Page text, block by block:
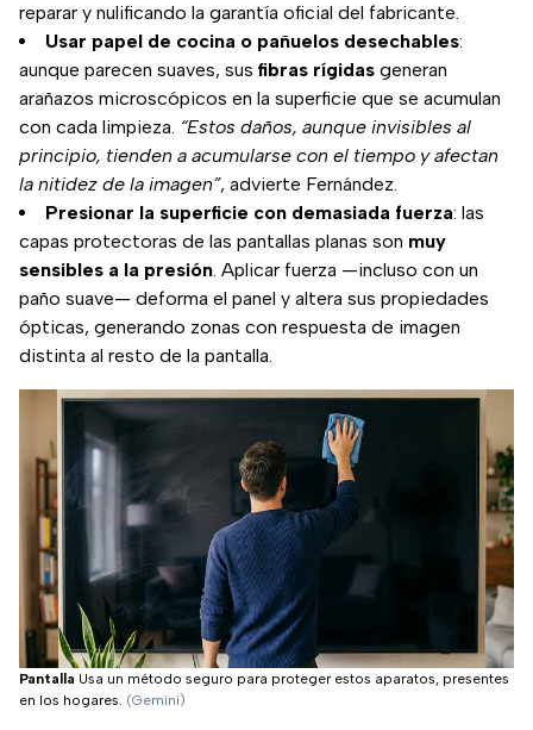
reparar y nulificando la garantía oficial del fabricante.
Usar papel de cocina o pañuelos desechables:
aunque parecen suaves, sus fibras rígidas generan
arañazos microscópicos en la superficie que se acumulan
con cada limpieza. “Estos daños, aunque invisibles al
principio, tienden a acumularse con el tiempo y afectan
la nitidez de la imagen”, advierte Fernández.
Presionar la superficie con demasiada fuerza: las
capas protectoras de las pantallas planas son muy
sensibles a la presión. Aplicar fuerza —incluso con un
paño suave— deforma el panel y altera sus propiedades
ópticas, generando zonas con respuesta de imagen
distinta al resto de la pantalla.
Pantalla Usa un método seguro para proteger estos aparatos, presentes
en los hogares. (Gemini)